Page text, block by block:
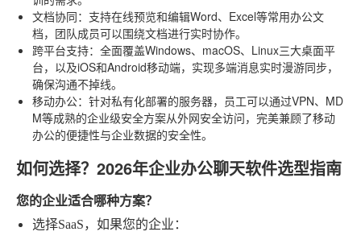
文档协同：支持在线预览和编辑Word、Excel等常用办公文
档，团队成员可以围绕文档进行实时协作。
跨平台支持：全面覆盖Windows、macOS、Linux三大桌面平
台，以及iOS和Android移动端，实现多端消息实时漫游同步，
确保沟通不掉线。
移动办公：针对私有化部署的服务器，员工可以通过VPN、MD
M等成熟的企业级安全方案从外网安全访问，完美兼顾了移动
办公的便捷性与企业数据的安全性。
如何选择？2026年企业办公聊天软件选型指南
您的企业适合哪种方案？
选择SaaS，如果您的企业 ：